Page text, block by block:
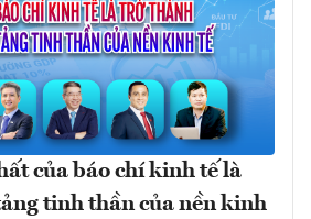
của báo chí kinh tế là
tinh thần của nền kinh